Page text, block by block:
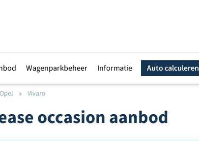
Wagenparkbeheer Informatie Auto calculeren
Opel Vivaro
occasion aanbod